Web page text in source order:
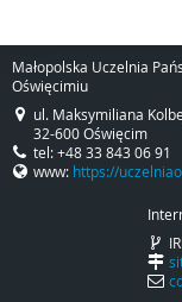
Małopolska Uczelnia
Oświęcimiu
ul. Maksymiliana
32-600 Oświęcim
tel: +48 33 843 06 91
www: https://